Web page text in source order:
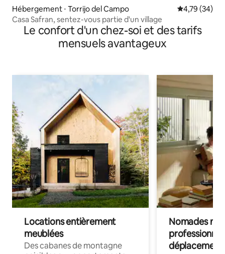
Hébergement ⋅ Torrijo del Campo Évaluation
4,79 (34)
Casa Safran, sentez-vous partie d'un village
Le confort d'un chez-soi et des tarifs
mensuels avantageux
Locations entièrement
meublées
Des cabanes de montagne
Nomades
déplacement